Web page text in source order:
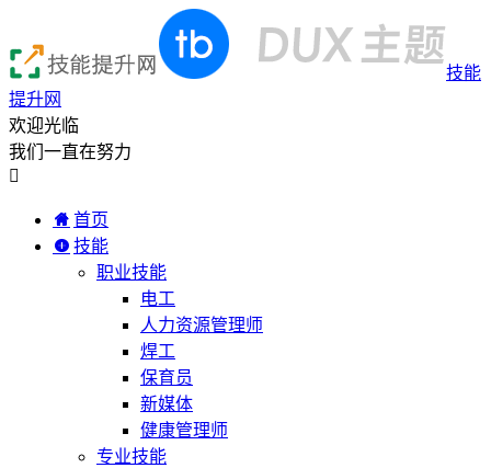
技能
提升网
欢迎光临
我们一直在努力

首页
技能
职业技能
电工
人力资源管理师
焊工
保育员
新媒体
健康管理师
专业技能